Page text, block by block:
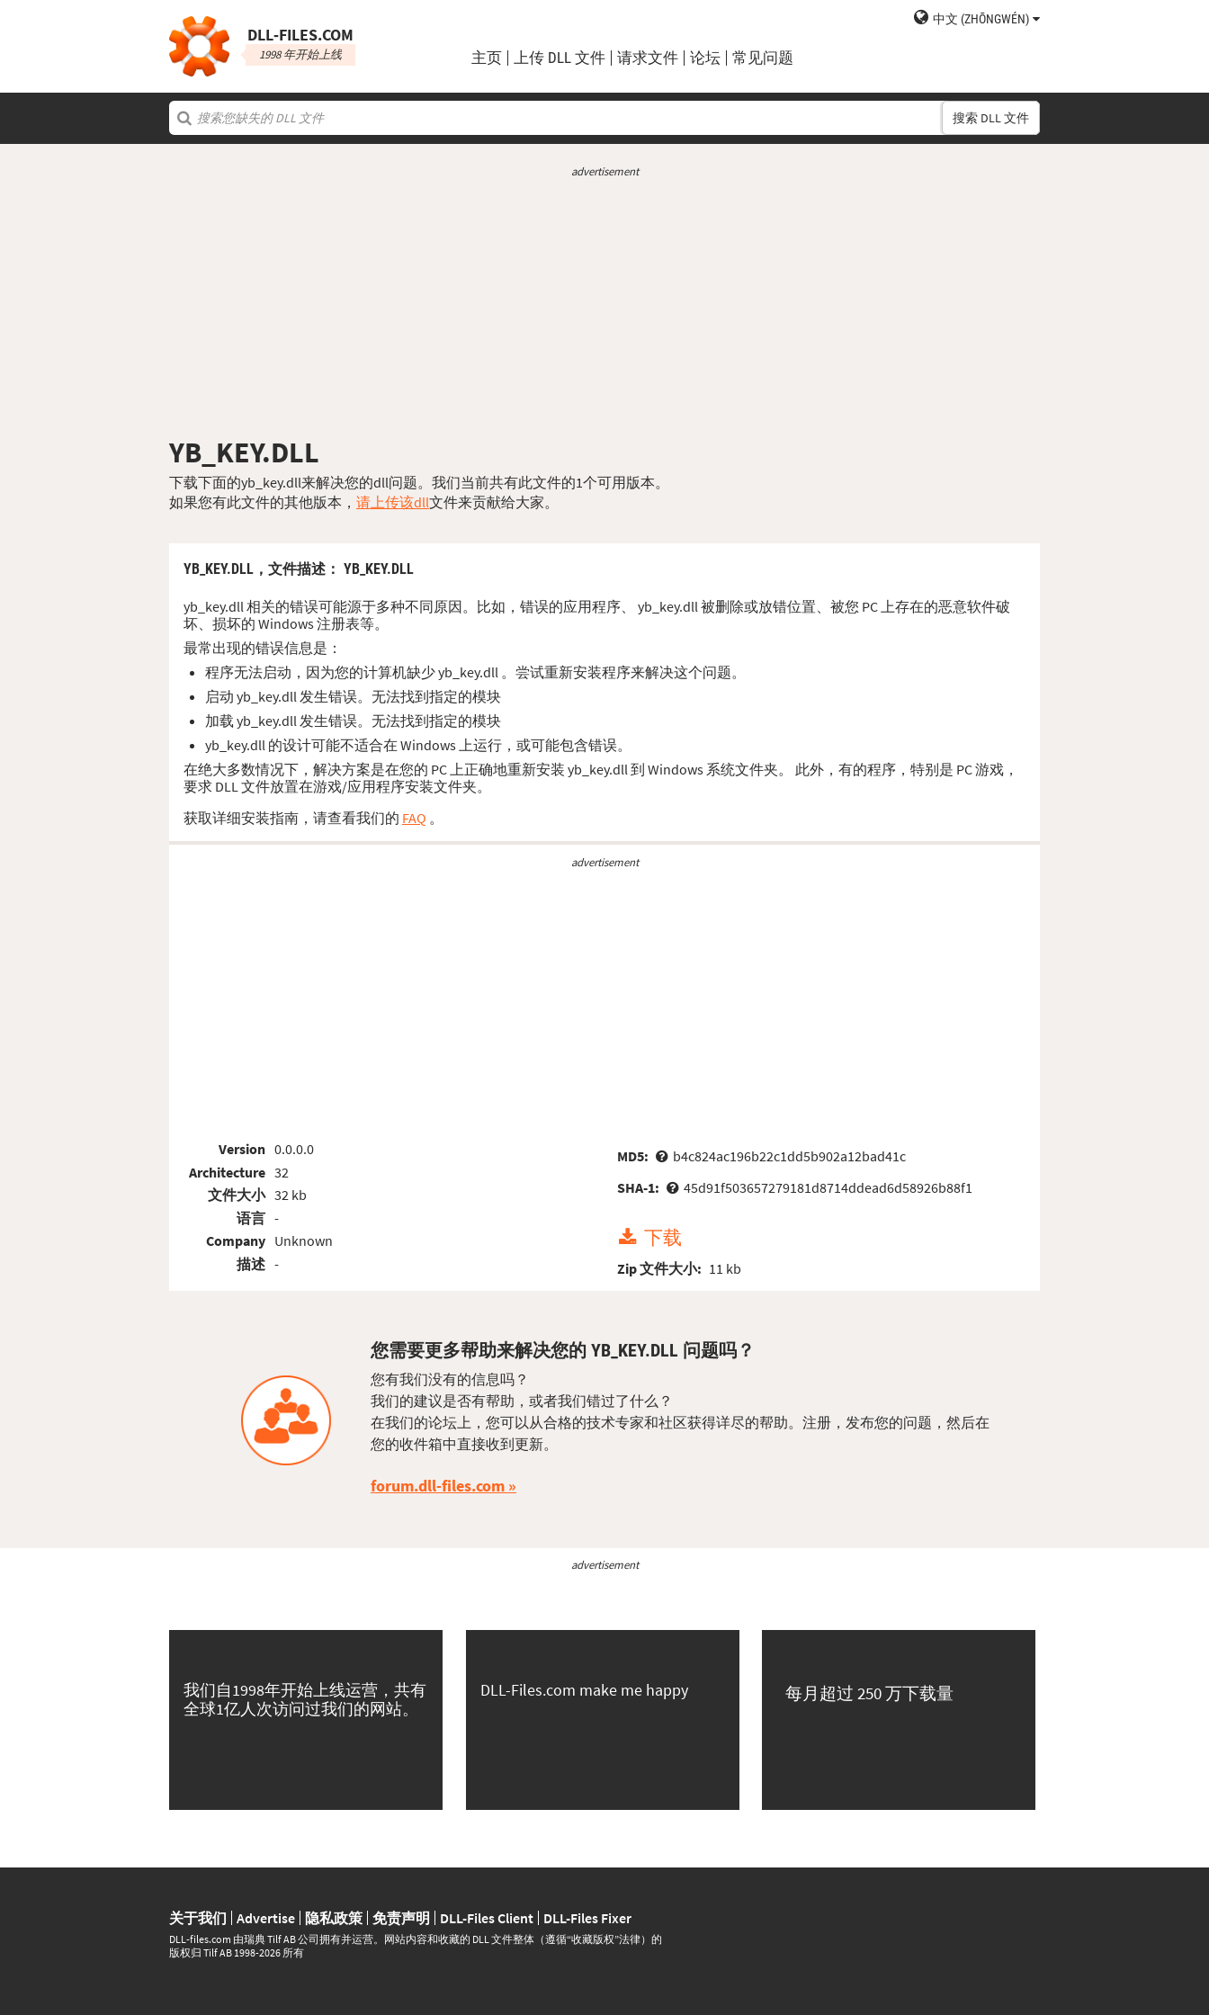
DLL‑FILES.COM
1998 年开始上线
中文 (ZHŌNGWÉN)
主页 上传 DLL 文件 请求文件 论坛 常见问题
搜索 DLL 文件
advertisement
YB_KEY.DLL
下载下面的yb_key.dll来解决您的dll问题。我们当前共有此文件的1个可用版本。
如果您有此文件的其他版本， 请上传该dll文件来贡献给大家。
YB_KEY.DLL， 文件描述 ： YB_KEY.DLL
yb_key.dll 相关的错误可能源于多种不同原因。比如，错误的应用程序、 yb_key.dll 被删除或放错位置、被您 PC 上存在的恶意软件破
坏、损坏的 Windows 注册表等。
最常出现的错误信息是：
程序无法启动，因为您的计算机缺少 yb_key.dll 。尝试重新安装程序来解决这个问题。
启动 yb_key.dll 发生错误。无法找到指定的模块
加载 yb_key.dll 发生错误。无法找到指定的模块
yb_key.dll 的设计可能不适合在 Windows 上运行，或可能包含错误。
在绝大多数情况下，解决方案是在您的 PC 上正确地重新安装 yb_key.dll 到 Windows 系统文件夹。 此外，有的程序，特别是 PC 游戏，
要求 DLL 文件放置在游戏/应用程序安装文件夹。
获取详细安装指南，请查看我们的 FAQ 。
advertisement
Version
Architecture
文件大小
语言
Company
描述
0.0.0.0
32
32 kb
-
Unknown
-
MD5:
b4c824ac196b22c1dd5b902a12bad41c
SHA-1:
45d91f503657279181d8714ddead6d58926b88f1
下载
Zip 文件大小: 11 kb
您需要更多帮助来解决您的 YB_KEY.DLL 问题吗？
您有我们没有的信息吗？
我们的建议是否有帮助，或者我们错过了什么？
在我们的论坛上，您可以从合格的技术专家和社区获得详尽的帮助。注册，发布您的问题，然后在
您的收件箱中直接收到更新。
forum.dll-files.com
advertisement
我们自1998年开始上线运营，共有
全球1亿人次访问过我们的网站。
DLL-Files.com make me happy 每月超过 250 万下载量
关于我们 Advertise 隐私政策 免责声明 DLL-Files Client DLL-Files Fixer
DLL‑files.com 由瑞典 Tilf AB 公司拥有并运营。网站内容和收藏的 DLL 文件整体（遵循“收藏版权”法律）的
版权归 Tilf AB 1998-2026 所有